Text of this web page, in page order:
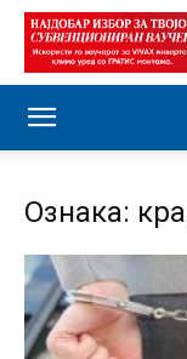
Ознака: